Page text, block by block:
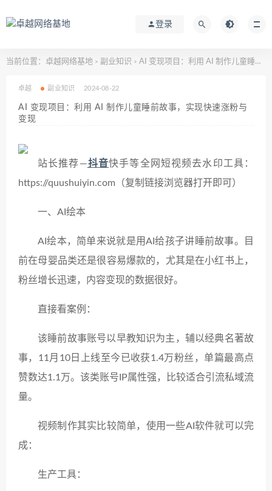
登录
当前位置： 卓越网络基地 > 副业知识 > AI 变现项目：利用 AI 制作儿童睡前故事，实现快速涨粉与变现
卓越 副业知识 2024-08-22
AI 变现项目：利用 AI 制作儿童睡前故事，实现快速涨粉与
变现
站长推荐—抖音快手等全网短视频去水印工具：
https://quushuiyin.com（复制链接浏览器打开即可）
一、AI绘本
AI绘本，简单来说就是用AI给孩子讲睡前故事。目
前在母婴品类还是很容易爆款的，尤其是在小红书上，
粉丝增长迅速，内容变现的数据很好。
直接看案例：
该睡前故事账号以早教知识为主，辅以经典名著故
事，11月10日上线至今已收获1.4万粉丝，单篇最高点
赞数达1.1万。该类账号IP属性强，比较适合引流私域流
量。
视频制作其实比较简单，使用一些AI软件就可以完
成：
生产工具：